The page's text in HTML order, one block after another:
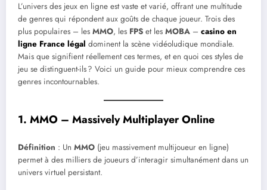
L’univers des jeux en ligne est vaste et varié, offrant une multitude
de genres qui répondent aux goûts de chaque joueur. Trois des
plus populaires – les MMO, les FPS et les MOBA – casino en
ligne France légal dominent la scène vidéoludique mondiale.
Mais que signifient réellement ces termes, et en quoi ces styles de
jeu se distinguent-ils ? Voici un guide pour mieux comprendre ces
genres incontournables.
1. MMO – Massively Multiplayer Online
Définition : Un MMO (jeu massivement multijoueur en ligne)
permet à des milliers de joueurs d’interagir simultanément dans un
univers virtuel persistant.